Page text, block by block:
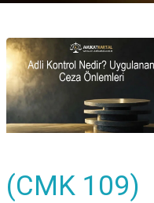
(CMK 109)